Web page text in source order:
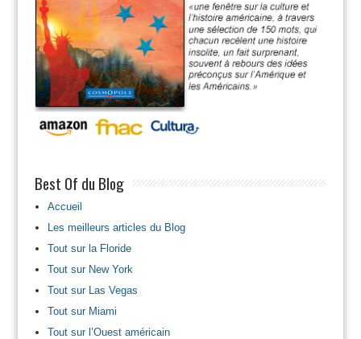
Best Of du Blog
Accueil
Les meilleurs articles du Blog
Tout sur la Floride
Tout sur New York
Tout sur Las Vegas
Tout sur Miami
Tout sur l’Ouest américain